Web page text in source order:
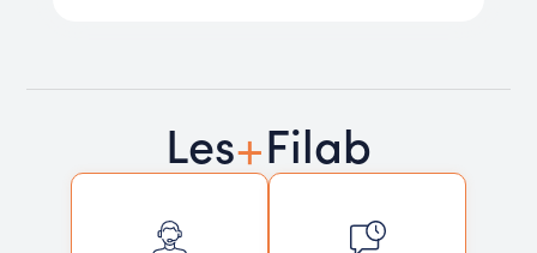
Les+Filab